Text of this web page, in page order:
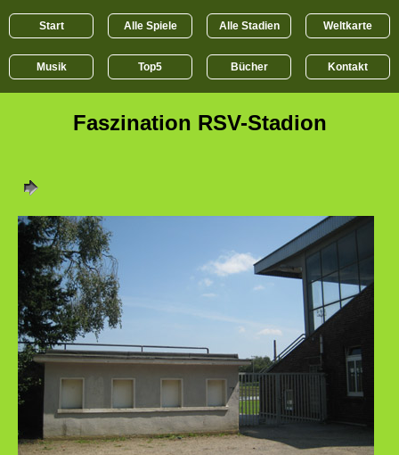
Start Alle Spiele Alle Stadien Weltkarte
Musik Top5 Bücher Kontakt
Faszination RSV-Stadion